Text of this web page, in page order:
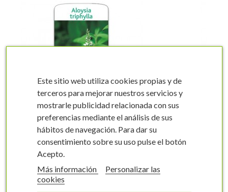
Etiquetas de Hierba
Luísa
Aloysia triphylla
Este sitio web utiliza cookies propias y de
terceros para mejorar nuestros servicios y
mostrarle publicidad relacionada con sus
preferencias mediante el análisis de sus
hábitos de navegación. Para dar su
consentimiento sobre su uso pulse el botón
Acepto.
Más información
Personalizar las
cookies